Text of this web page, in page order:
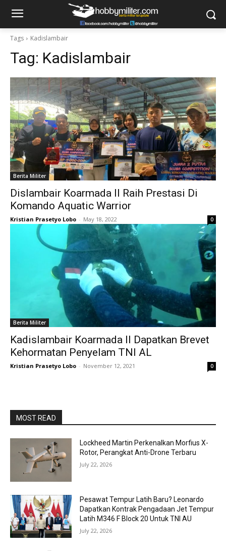
Tags Kadislambair
Tag: Kadislambair
Berita Militer
Dislambair Koarmada II Raih Prestasi Di
Komando Aquatic Warrior
Kristian Prasetyo Lobo - May 18, 2022 0
Berita Militer
Kadislambair Koarmada II Dapatkan Brevet
Kehormatan Penyelam TNI AL
Kristian Prasetyo Lobo - November 12, 2021 0
MOST READ
Lockheed Martin Perkenalkan Morfius X-
Rotor, Perangkat Anti-Drone Terbaru
July 22, 2026
Pesawat Tempur Latih Baru? Leonardo
Dapatkan Kontrak Pengadaan Jet Tempur
Latih M346 F Block 20 Untuk TNI AU
July 22, 2026